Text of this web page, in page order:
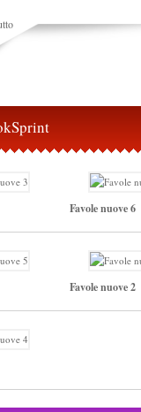
Favole nuove 6
Favole nuove 2